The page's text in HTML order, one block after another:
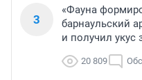
3
«Фауна
барнаульский
и получил
20 809